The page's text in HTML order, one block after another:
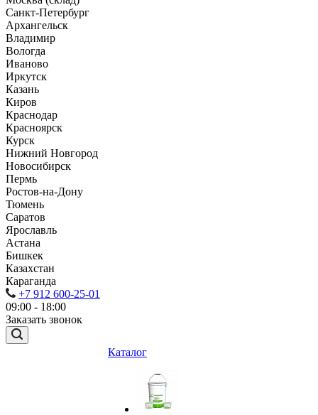
Санкт-Петербург
Архангельск
Владимир
Вологда
Иваново
Иркутск
Казань
Киров
Краснодар
Красноярск
Курск
Нижний Новгород
Новосибирск
Пермь
Ростов-на-Дону
Тюмень
Саратов
Ярославль
Астана
Бишкек
Казахстан
Караганда
+7 912 600-25-01
09:00 - 18:00
Заказать звонок
Каталог